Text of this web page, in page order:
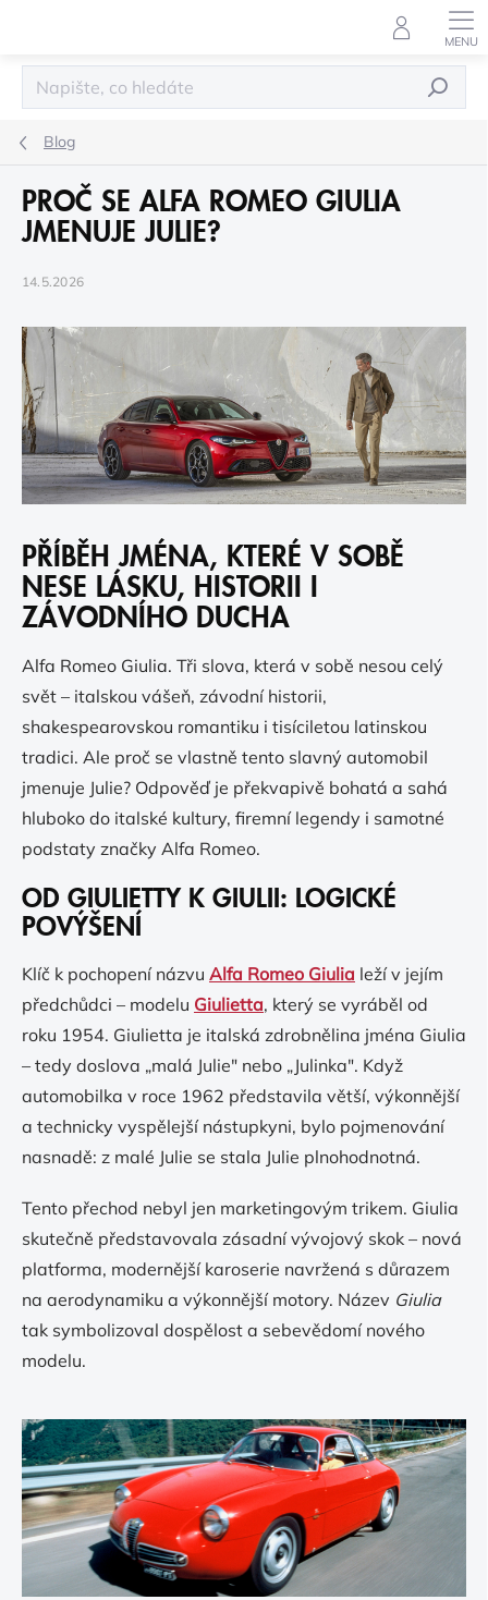
HLEDAT
Blog
PROČ SE ALFA ROMEO GIULIA
JMENUJE JULIE?
14.5.2026
PŘÍBĚH JMÉNA, KTERÉ V SOBĚ
NESE LÁSKU, HISTORII I
ZÁVODNÍHO DUCHA
Alfa Romeo Giulia. Tři slova, která v sobě nesou celý
svět – italskou vášeň, závodní historii,
shakespearovskou romantiku i tisíciletou latinskou
tradici. Ale proč se vlastně tento slavný automobil
jmenuje Julie? Odpověď je překvapivě bohatá a sahá
hluboko do italské kultury, firemní legendy i samotné
podstaty značky Alfa Romeo.
OD GIULIETTY K GIULII: LOGICKÉ
POVÝŠENÍ
Klíč k pochopení názvu Alfa Romeo Giulia leží v jejím
předchůdci – modelu Giulietta, který se vyráběl od
roku 1954. Giulietta je italská zdrobnělina jména Giulia
– tedy doslova „malá Julie" nebo „Julinka". Když
automobilka v roce 1962 představila větší, výkonnější
a technicky vyspělejší nástupkyni, bylo pojmenování
nasnadě: z malé Julie se stala Julie plnohodnotná.
Tento přechod nebyl jen marketingovým trikem. Giulia
skutečně představovala zásadní vývojový skok – nová
platforma, modernější karoserie navržená s důrazem
na aerodynamiku a výkonnější motory. Název Giulia
tak symbolizoval dospělost a sebevědomí nového
modelu.